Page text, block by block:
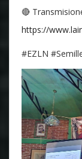
🔴
https://
#EZLN